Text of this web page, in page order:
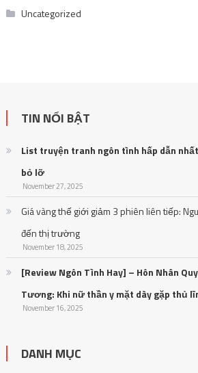
Uncategorized
TIN NỔI BẬT
List truyện tranh ngôn tình hấp dẫn
bỏ lỡ
November 27, 2025
Giá vàng thế giới giảm 3 phiên liên tiếp:
đến thị trường
November 18, 2025
[Review Ngôn Tình Hay] – Hôn Nhân
Tương: Khi nữ thần y mặt dày gặp thủ
November 16, 2025
DANH MỤC